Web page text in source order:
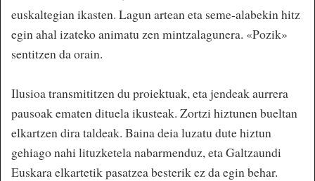
euskaltegian ikasten. Lagun artean eta seme-alabekin hitz
egin ahal izateko animatu zen mintzalagunera. «Pozik»
sentitzen da orain.
Ilusioa transmititzen du proiektuak, eta jendeak aurrera
pausoak ematen dituela ikusteak. Zortzi hiztunen bueltan
elkartzen dira taldeak. Baina deia luzatu dute hiztun
gehiago nahi lituzketela nabarmenduz, eta Galtzaundi
Euskara elkartetik pasatzea besterik ez da egin behar.